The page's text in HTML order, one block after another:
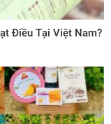
Điều Tại Việt Nam?